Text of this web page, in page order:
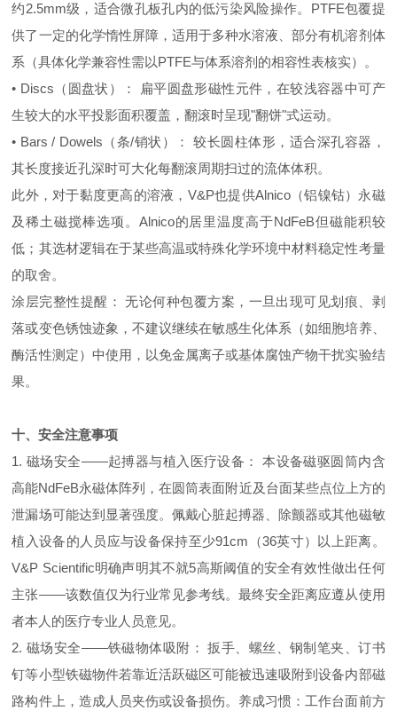
约2.5mm级，适合微孔板孔内的低污染风险操作。PTFE包覆提
供了一定的化学惰性屏障，适用于多种水溶液、部分有机溶剂体
系（具体化学兼容性需以PTFE与体系溶剂的相容性表核实）。
• Discs（圆盘状）： 扁平圆盘形磁性元件，在较浅容器中可产
生较大的水平投影面积覆盖，翻滚时呈现"翻饼"式运动。
• Bars / Dowels（条/销状）： 较长圆柱体形，适合深孔容器，
其长度接近孔深时可大化每翻滚周期扫过的流体体积。
此外，对于黏度更高的溶液，V&P也提供Alnico（铝镍钴）永磁
及稀土磁搅棒选项。Alnico的居里温度高于NdFeB但磁能积较
低；其选材逻辑在于某些高温或特殊化学环境中材料稳定性考量
的取舍。
涂层完整性提醒： 无论何种包覆方案，一旦出现可见划痕、剥
落或变色锈蚀迹象，不建议继续在敏感生化体系（如细胞培养、
酶活性测定）中使用，以免金属离子或基体腐蚀产物干扰实验结
果。
十、安全注意事项
1. 磁场安全——起搏器与植入医疗设备： 本设备磁驱圆筒内含
高能NdFeB永磁体阵列，在圆筒表面附近及台面某些点位上方的
泄漏场可能达到显著强度。佩戴心脏起搏器、除颤器或其他磁敏
植入设备的人员应与设备保持至少91cm（36英寸）以上距离。
V&P Scientific明确声明其不就5高斯阈值的安全有效性做出任何
主张——该数值仅为行业常见参考线。最终安全距离应遵从使用
者本人的医疗专业人员意见。
2. 磁场安全——铁磁物体吸附： 扳手、螺丝、钢制笔夹、订书
钉等小型铁磁物件若靠近活跃磁区可能被迅速吸附到设备内部磁
路构件上，造成人员夹伤或设备损伤。养成习惯：工作台面前方